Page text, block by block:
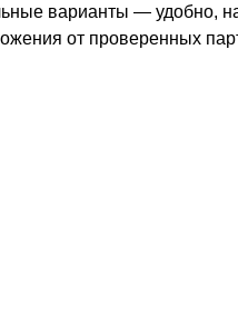
варианты — удобно,
от проверенных